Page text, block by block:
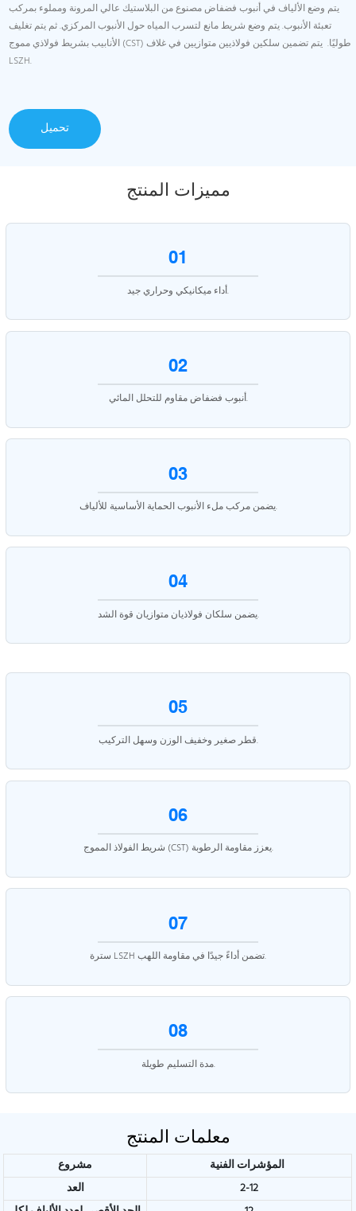
يتم وضع الألياف في أنبوب فضفاض مصنوع من البلاستيك عالي المرونة ومملوء بمركب
تعبئة الأنبوب. يتم وضع شريط مانع لتسرب المياه حول الأنبوب المركزي. ثم يتم تغليف
الأنابيب بشريط فولاذي مموج (CST) طوليًا. يتم تضمين سلكين فولاذيين متوازيين في غلاف
LSZH.
تحميل
مميزات المنتج
01
أداء ميكانيكي وحراري جيد.
02
أنبوب فضفاض مقاوم للتحلل المائي.
03
يضمن مركب ملء الأنبوب الحماية الأساسية للألياف.
04
يضمن سلكان فولاذيان متوازيان قوة الشد.
05
قطر صغير وخفيف الوزن وسهل التركيب.
06
شريط الفولاذ المموج (CST) يعزز مقاومة الرطوبة.
07
سترة LSZH تضمن أداءً جيدًا في مقاومة اللهب.
08
مدة التسليم طويلة.
معلمات المنتج
مشروع
المؤشرات الفنية
العد
2-12